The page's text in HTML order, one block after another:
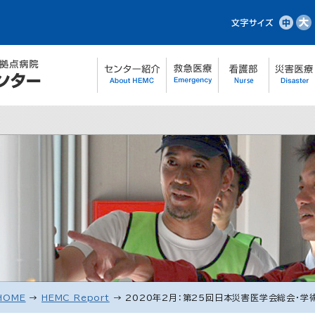
→ HEMC Report → 2020年2月：第25回日本災害医学会総会・学